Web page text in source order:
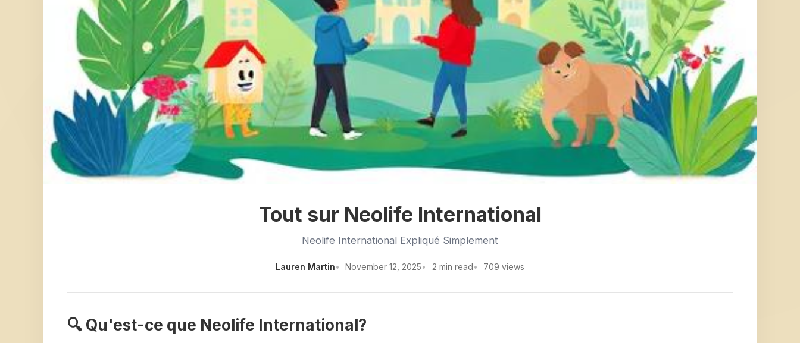
Tout sur Neolife International
Neolife International Expliqué Simplement
Lauren Martin November 12, 2025 2 min read 709 views
🔍 Qu'est-ce que Neolife International?